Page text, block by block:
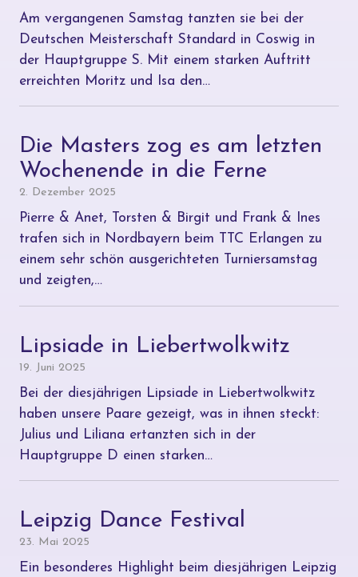
Am vergangenen Samstag tanzten sie bei der
Deutschen Meisterschaft Standard in Coswig in
der Hauptgruppe S. Mit einem starken Auftritt
erreichten Moritz und Isa den…
Die Masters zog es am letzten
Wochenende in die Ferne
2. Dezember 2025
Pierre & Anet, Torsten & Birgit und Frank & Ines
trafen sich in Nordbayern beim TTC Erlangen zu
einem sehr schön ausgerichteten Turniersamstag
und zeigten,…
Lipsiade in Liebertwolkwitz
19. Juni 2025
Bei der diesjährigen Lipsiade in Liebertwolkwitz
haben unsere Paare gezeigt, was in ihnen steckt:
Julius und Liliana ertanzten sich in der
Hauptgruppe D einen starken…
Leipzig Dance Festival
23. Mai 2025
Ein besonderes Highlight beim diesjährigen Leipzig